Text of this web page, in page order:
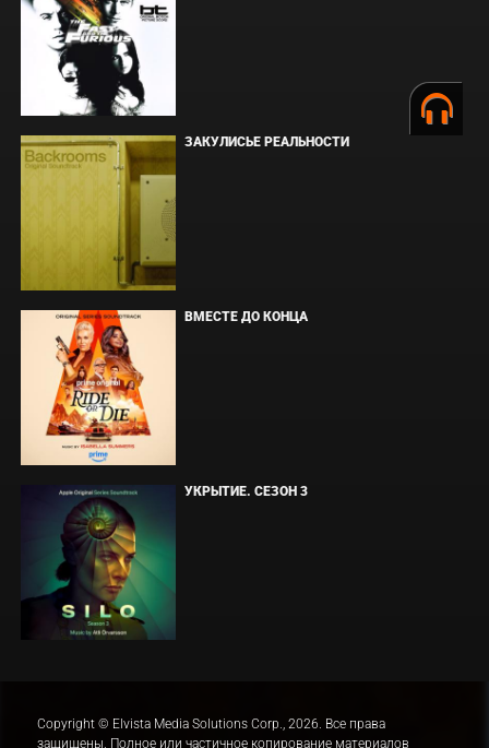
ЗАКУЛИСЬЕ РЕАЛЬНОСТИ
ВМЕСТЕ ДО КОНЦА
УКРЫТИЕ. СЕЗОН 3
Copyright © Elvista Media Solutions Corp., 2026. Все права
защищены. Полное или частичное копирование материалов